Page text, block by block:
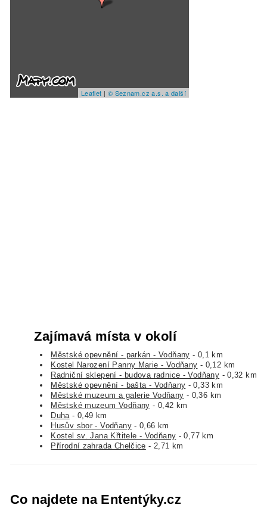
Leaflet | © Seznam.cz a.s. a další
Zajímavá místa v okolí
Městské opevnění - parkán - Vodňany - 0,1 km
Kostel Narození Panny Marie - Vodňany - 0,12 km
Radniční sklepení - budova radnice - Vodňany - 0,32 km
Městské opevnění - bašta - Vodňany - 0,33 km
Městské muzeum a galerie Vodňany - 0,36 km
Městské muzeum Vodňany - 0,42 km
Duha - 0,49 km
Husův sbor - Vodňany- 0,66 km
Kostel sv. Jana Křtitele - Vodňany - 0,77 km
Přírodní zahrada Chelčice - 2,71 km
Co najdete na Ententýky.cz